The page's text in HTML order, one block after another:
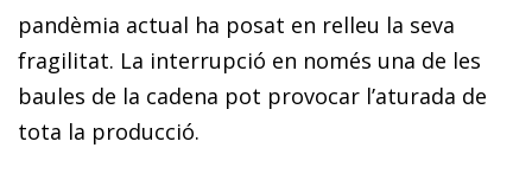
pandèmia actual ha posat en relleu la seva
fragilitat. La interrupció en només una de les
baules de la cadena pot provocar l’aturada de
tota la producció.